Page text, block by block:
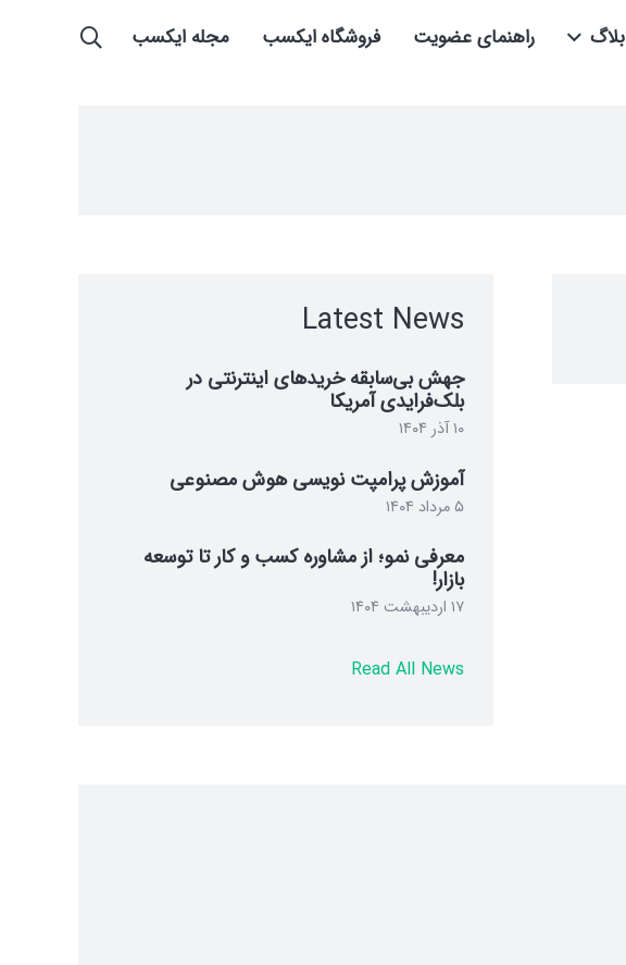
بلاگ راهنمای عضویت فروشگاه ایکسب مجله ایکسب
Latest News
جهش بی‌سابقه خرید‌های اینترنتی در
بلک‌فرایدی آمریکا
۱۰ آذر ۱۴۰۴
آموزش پرامپت نویسی هوش مصنوعی
۵ مرداد ۱۴۰۴
معرفی نمو؛ از مشاوره کسب و کار تا توسعه
بازار!
۱۷ اردیبهشت ۱۴۰۴
Read All News